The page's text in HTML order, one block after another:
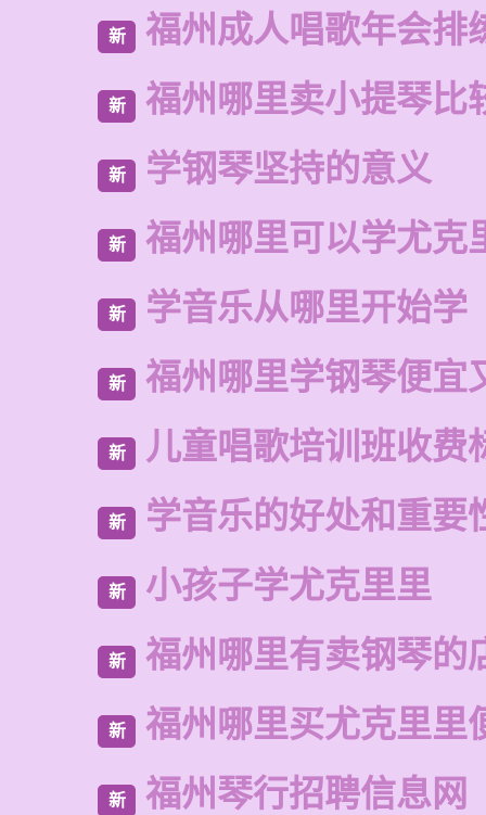
新 福州成人唱歌年会排
新 福州哪里卖小提琴比
新 学钢琴坚持的意义
新 福州哪里可以学尤克
新 学音乐从哪里开始学
新 福州哪里学钢琴便宜
新 儿童唱歌培训班收费
新 学音乐的好处和重要
新 小孩子学尤克里里
新 福州哪里有卖钢琴的
新 福州哪里买尤克里里
新 福州琴行招聘信息网